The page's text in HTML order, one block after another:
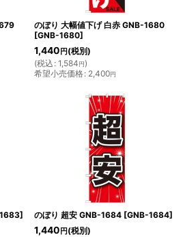
のぼり 大幅値下げ 白赤 GNB-1680
[GNB-1680]
1,440 円 (税別)
(税込 : 1,584円)
希望小売価格: 2,400円
] のぼり 超安 GNB-1684 [GNB-1684]
1,440 円 (税別)